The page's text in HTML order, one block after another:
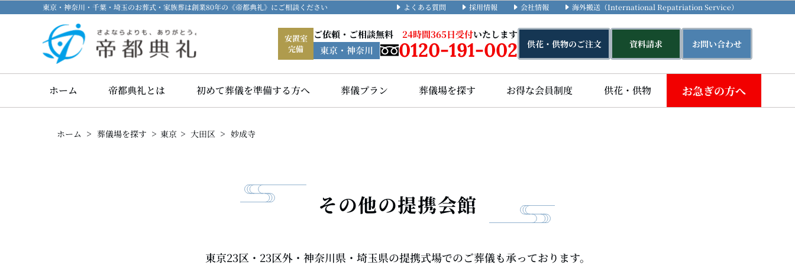
東京・神奈川・千葉・埼玉のお葬式・家族葬は創業80年の《帝都典礼》にご相談ください よくある質問 採用情報 会社情報 海外搬送（International Repatriation Service）
安置室
完備
ご依頼・ご相談無料 24時間365日受付いたします
東京・神奈川
0120-191-002 供花・供物のご注文 資料請求 お問い合わせ
ホーム 帝都典礼とは 初めて葬儀を準備する方へ 葬儀プラン 葬儀場を探す お得な会員制度 供花・供物 お急ぎの方へ
ホーム > 葬儀場を探す > 東京 > 大田区 > 妙成寺
その他の提携会館
東京23区・23区外・神奈川県・埼玉県の提携式場でのご葬儀も承っております。